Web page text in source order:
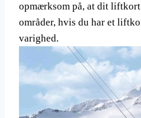
opmærksom på, at dit
områder, hvis du har et
varighed.